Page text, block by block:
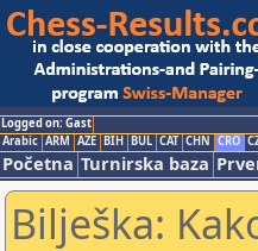
Logged on: Gast
Arabic ARM AZE BIH BUL CAT CHN CRO
Početna Turnirska baza
Bilješka: